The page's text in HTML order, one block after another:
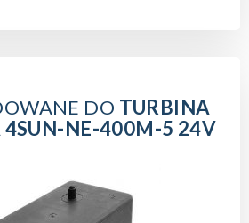
DO TURBINA
NE-400M-5 24V